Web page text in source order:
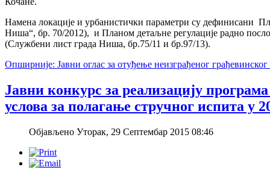
Намена локације и урбанистички параметри су дефинисани
Ниша“, бр. 70/2012), и Планом детаљне регулације радно
(Службени лист града Ниша, бр.75/11 и бр.97/13).
Опширније: Јавни оглас за отуђење неизграђеног
Јавни конкурс за реализацију
услова за полагање стручног испита у
Објављено Уторак, 29 Септембар 2015 08:46